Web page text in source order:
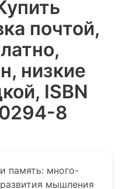
почтой,
низкие
ISBN
8